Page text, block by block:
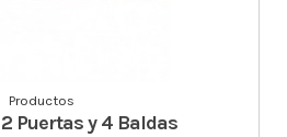
Productos
Puertas y 4 Baldas